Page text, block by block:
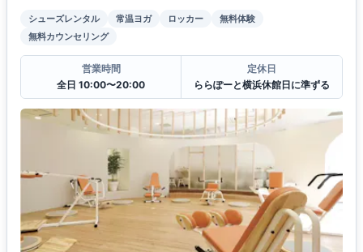
シューズレンタル 常温ヨガ ロッカー
無料体験
無料カウンセリング
営業時間
全日 10:00〜20:00
定休日
ららぽーと横浜休館日に準ずる